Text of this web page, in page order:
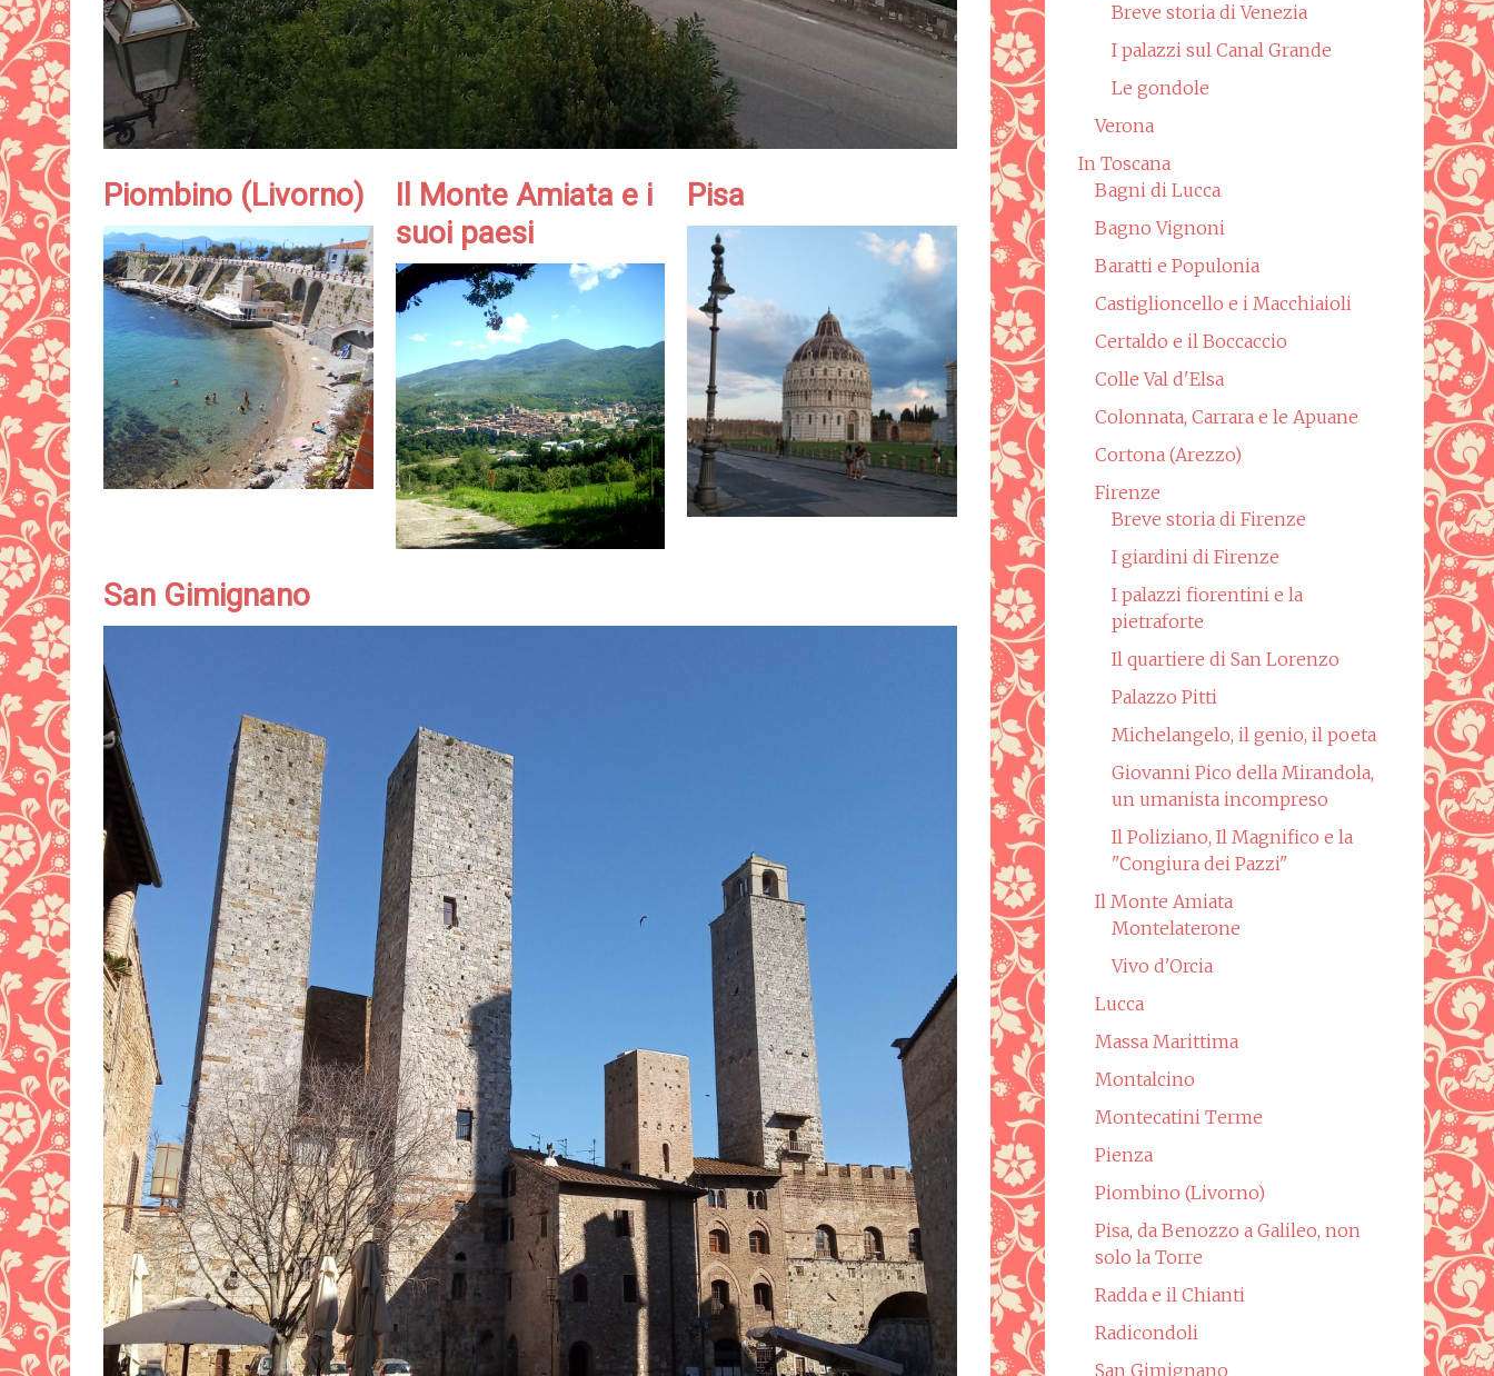
Piombino (Livorno)
Il Monte Amiata e i
suoi paesi
Pisa
San Gimignano
Breve storia di Venezia
I palazzi sul Canal Grande
Le gondole
Verona
In Toscana
Bagni di Lucca
Bagno Vignoni
Baratti e Populonia
Castiglioncello e i Macchiaioli
Certaldo e il Boccaccio
Colle Val d'Elsa
Colonnata, Carrara e le Apuane
Cortona (Arezzo)
Firenze
Breve storia di Firenze
I giardini di Firenze
I palazzi fiorentini e la
pietraforte
Il quartiere di San Lorenzo
Palazzo Pitti
Michelangelo, il genio, il poeta
Giovanni Pico della Mirandola,
un umanista incompreso
Il Poliziano, Il Magnifico e la
"Congiura dei Pazzi"
Il Monte Amiata
Montelaterone
Vivo d'Orcia
Lucca
Massa Marittima
Montalcino
Montecatini Terme
Pienza
Piombino (Livorno)
Pisa, da Benozzo a Galileo, non
solo la Torre
Radda e il Chianti
Radicondoli
San Gimignano